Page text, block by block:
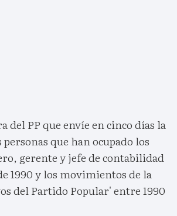
del PP que envíe en cinco días la
que han ocupado los
gerente y jefe de contabilidad
1990 y los movimientos de la
del Partido Popular' entre 1990